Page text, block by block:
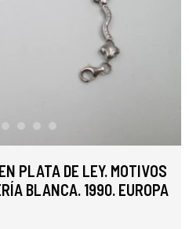
PLATA DE LEY. MOTIVOS
BLANCA. 1990. EUROPA